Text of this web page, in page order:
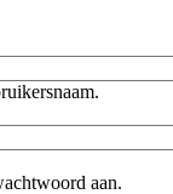
aan.